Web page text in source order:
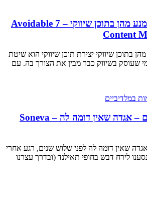
7 טעויות שכדאי להימנע מהן בתוכן שיווקי – 7 Avoidable
Content
בתוכן שיווקי יצירת תוכן שיווקי הוא שיטת
שעוסק בשיווק כבר מבין את הצורך בה. עם
סונבה פוג'י במלדיביים – אגדה שאין דומה לה – Soneva
אגדה שאין דומה לה לפני שלוש שנים, רגע אחרי
לירח דבש בחופי תאילנד (ובדרך עצרנו